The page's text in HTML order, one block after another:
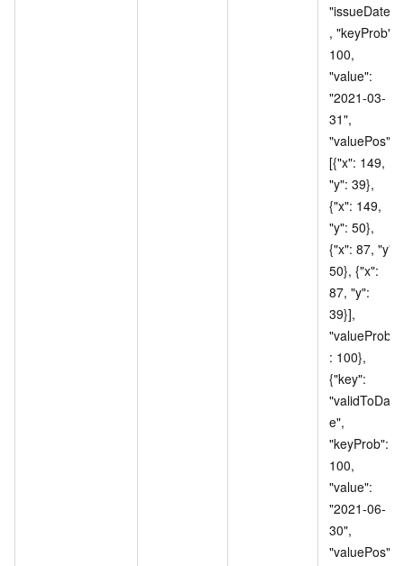
"issueDate"
, "keyProb":
100,
"value":
"2021-03-
31",
"valuePos":
[{"x": 149,
"y": 39},
{"x": 149,
"y": 50},
{"x": 87, "y":
50}, {"x":
87, "y":
39}],
"valueProb"
: 100},
{"key":
"validToDat
e",
"keyProb":
100,
"value":
"2021-06-
30",
"valuePos":